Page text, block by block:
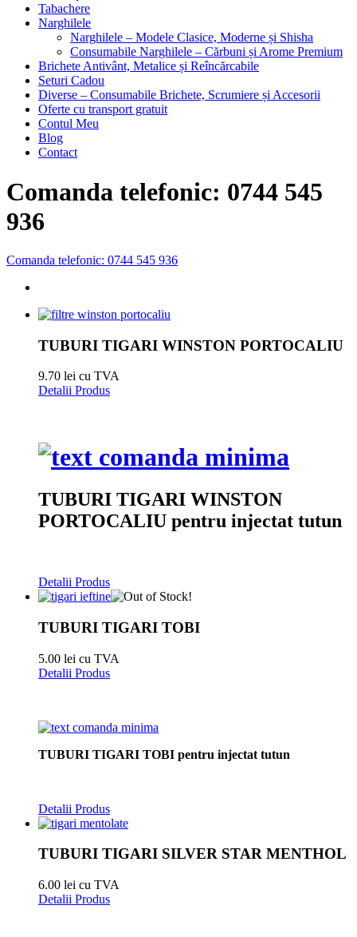
Tabachere
Narghilele
Narghilele – Modele Clasice, Moderne și Shisha
Consumabile Narghilele – Cărbuni și Arome Premium
Brichete Antivânt, Metalice și Reîncărcabile
Seturi Cadou
Diverse – Consumabile Brichete, Scrumiere și Accesorii
Oferte cu transport gratuit
Contul Meu
Blog
Contact
Comanda telefonic: 0744 545
936
Comanda telefonic: 0744 545 936
TUBURI TIGARI WINSTON PORTOCALIU
9.70 lei cu TVA
Detalii Produs
TUBURI TIGARI WINSTON
PORTOCALIU pentru injectat tutun
Detalii Produs
TUBURI TIGARI TOBI
5.00 lei cu TVA
Detalii Produs
TUBURI TIGARI TOBI pentru injectat tutun
Detalii Produs
TUBURI TIGARI SILVER STAR MENTHOL
6.00 lei cu TVA
Detalii Produs